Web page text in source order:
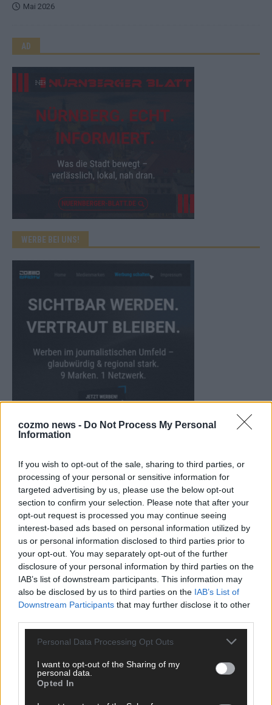
cozmo news - Do Not Process My Personal
Information
If you wish to opt-out of the sale, sharing to third parties, or
processing of your personal or sensitive information for
targeted advertising by us, please use the below opt-out
section to confirm your selection. Please note that after your
opt-out request is processed you may continue seeing
interest-based ads based on personal information utilized by
us or personal information disclosed to third parties prior to
your opt-out. You may separately opt-out of the further
disclosure of your personal information by third parties on the
IAB’s list of downstream participants. This information may
also be disclosed by us to third parties on the IAB’s List of
Downstream Participants that may further disclose it to other
Personal Data Processing Opt Outs
I want to opt-out of the Sharing of my
personal data.
Opted In
Mai 2026
AD
WERBE BEI UNS!
CHECK UNS AUF FACEBOOK
AD